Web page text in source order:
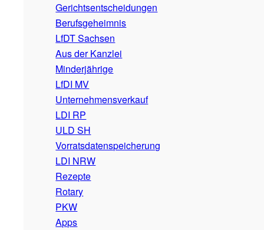
Gerichtsentscheidungen
Berufsgeheimnis
LfDT Sachsen
Aus der Kanzlei
Minderjährige
LfDI MV
Unternehmensverkauf
LDI RP
ULD SH
Vorratsdatenspeicherung
LDI NRW
Rezepte
Rotary
PKW
Apps